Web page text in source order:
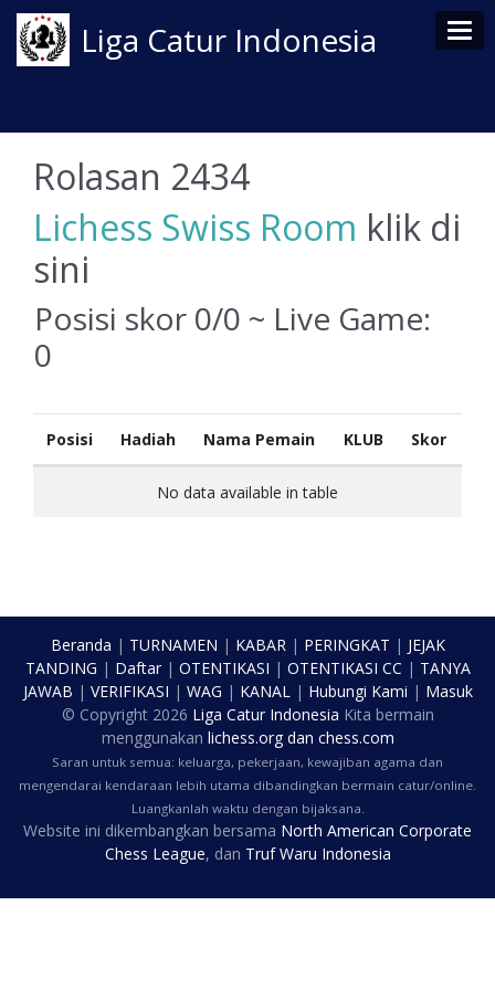
Liga Catur Indonesia
Rolasan 2434
Lichess Swiss Room klik di
sini
Posisi skor 0/0 ~ Live Game:
0
Posisi Hadiah Nama Pemain KLUB Skor
No data available in table
Beranda | TURNAMEN | KABAR| PERINGKAT | JEJAK
TANDING | Daftar| OTENTIKASI | OTENTIKASI CC | TANYA
JAWAB | VERIFIKASI | WAG | KANAL| Hubungi Kami | Masuk
© Copyright 2026 Liga Catur Indonesia Kita bermain
menggunakan lichess.orgdan chess.com
Saran untuk semua: keluarga, pekerjaan, kewajiban agama dan
mengendarai kendaraan lebih utama dibandingkan bermain catur/online.
Luangkanlah waktu dengan bijaksana.
Website ini dikembangkan bersama North American Corporate
Chess League, dan Truf Waru Indonesia